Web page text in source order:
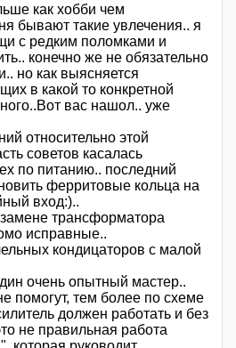
как хобби чем
бывают такие увлечения.. я
с редким поломками и
конечно же не обязательно
но как выясняется
в какой то конкретной
вас нашол.. уже
относительно этой
советов касалась
по питанию.. последний
ферритовые кольца на
вход:)..
трансформатора
исправные..
кондицаторов с малой
очень опытный мастер..
помогут, тем более по схеме
должен работать и без
не правильная работа